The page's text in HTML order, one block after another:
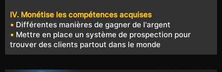
IV. Monétise les compétences acquises
• Différentes manières de gagner de l'argent
• Mettre en place un système de prospection pour
trouver des clients partout dans le monde